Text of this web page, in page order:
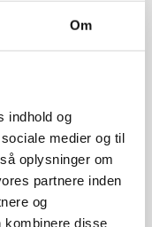
Om
indhold og
medier og til
oplysninger om
partnere inden
og
kombinere disse
hos
Sofia Manning
siden 2019, og er
gennem Makio. Ved
Erhvervsakademi
års ledelseserfaring og
marketing og
og lære nyt, og de